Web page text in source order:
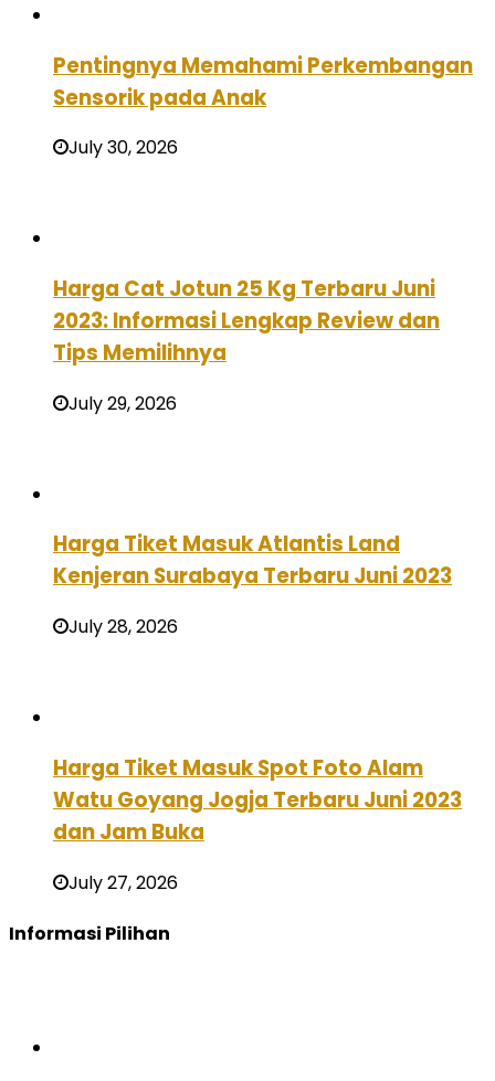
Pentingnya Memahami Perkembangan
Sensorik pada Anak
July 30, 2026
Harga Cat Jotun 25 Kg Terbaru Juni
2023: Informasi Lengkap Review dan
Tips Memilihnya
July 29, 2026
Harga Tiket Masuk Atlantis Land
Kenjeran Surabaya Terbaru Juni 2023
July 28, 2026
Harga Tiket Masuk Spot Foto Alam
Watu Goyang Jogja Terbaru Juni 2023
dan Jam Buka
July 27, 2026
Informasi Pilihan